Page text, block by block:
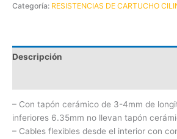
Categoría: RESISTENCIAS DE CARTUCHO
Descripción
– Con tapón cerámico de 3-4mm de
inferiores 6.35mm no llevan tapón
– Cables flexibles desde el interior con